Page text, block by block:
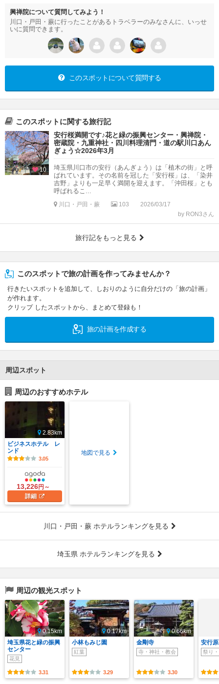
興禅院について質問してみよう！
川口・戸田・蕨に行ったことがあるトラベラーのみなさんに、いっせ
いに質問できます。
このスポットについて質問する
このスポットに関する旅行記
10
安行桜満開です♪花と緑の振興センター・興禅院・
密蔵院・九重神社・四川料理清門・道の駅川口あん
ぎょう☆2026年3月
埼玉県川口市の安行（あんぎょう）は「植木の街」と呼
ばれています。その名前を冠した「安行桜」は、「染井
吉野」よりも一足早く満開を迎えます。「沖田桜」とも
呼ばれるこ...
川口・戸田・蕨 103
2026/03/17
by RON3さん
旅行記をもっと見る
このスポットで旅の計画を作ってみませんか？
行きたいスポットを追加して、しおりのように自分だけの「旅の計画」
が作れます。
クリップ したスポットから、まとめて登録も！
旅の計画を作成する
周辺スポット
周辺のおすすめホテル
2.83km
ビジネスホテル レ
ンド
3.05
13,226円～
詳細
地図で見る
川口・戸田・蕨 ホテルランキングを見る
埼玉県 ホテルランキングを見る
周辺の観光スポット
0.15km
埼玉県花と緑の振興
センター
花見
3.31
0.17km
小林もみじ園
紅葉
3.29
0.66km
金剛寺
寺・神社・教会
3.30
安行
祭り